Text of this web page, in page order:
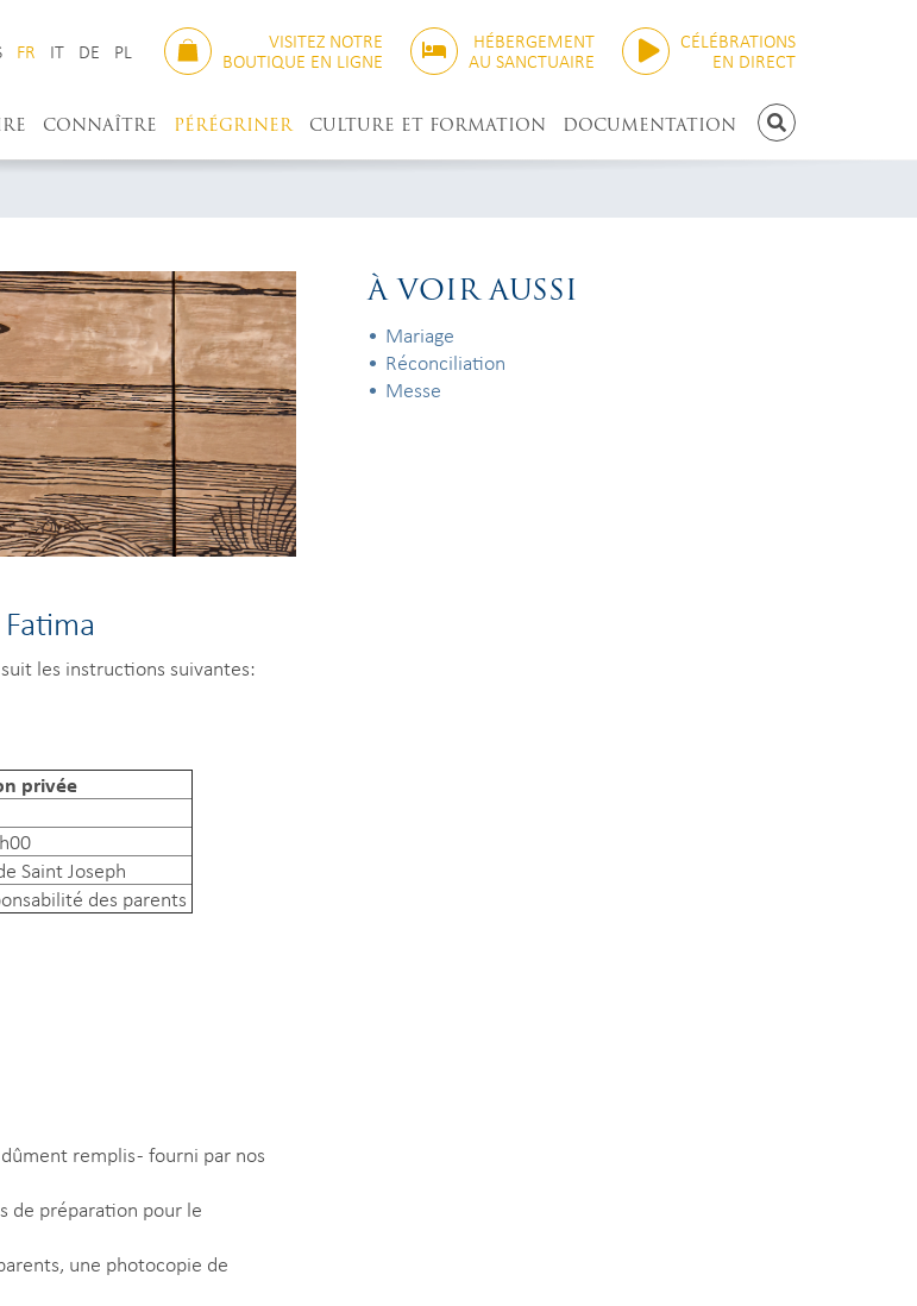
FR IT DE PL VISITEZ NOTRE
BOUTIQUE EN LIGNE
HÉBERGEMENT
AU SANCTUAIRE
CÉLÉBRATIONS
EN DIRECT
RECHERCHE
CONNAÎTRE PÉRÉGRINER CULTURE ET FORMATION DOCUMENTATION
les instructions suivantes:
privée
Saint Joseph
des parents
remplis - fourni par nos
de préparation pour le
une photocopie de
À VOIR AUSSI
Mariage
Réconciliation
Messe